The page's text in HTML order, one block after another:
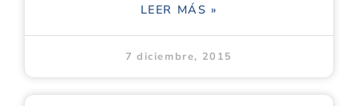
LEER MÁS »
7 diciembre, 2015